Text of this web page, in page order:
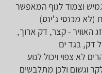
וצמוד לגוף המאפשר
(לא מכנסי ג'ינס)
האוויר - קצר, דק ארוך,
דק, בגד ים
לא צפוי ויכול לנוע
וגשום ולכן מתלבשים